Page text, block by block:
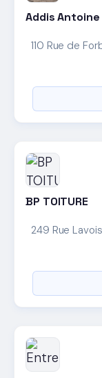
Addis Antoine
110 Rue de
BP TOITURE
249 Rue